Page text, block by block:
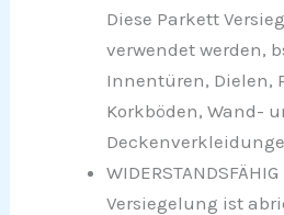
Diese Parkett
verwendet werden,
Innentüren, Dielen,
Korkböden, Wand-
Versiegelung ist